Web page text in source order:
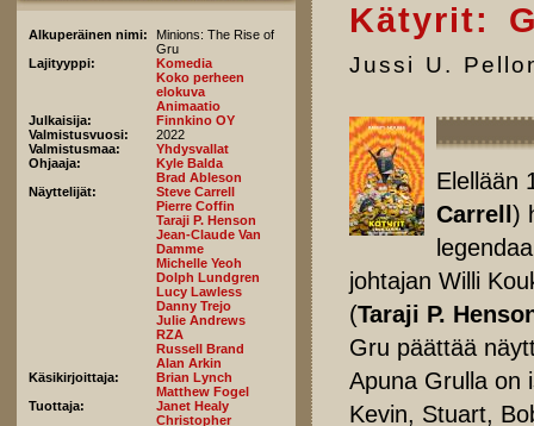
Alkuperäinen nimi:
Minions: The Rise of
Gru
Lajityyppi:
Komedia
Koko perheen
elokuva
Animaatio
Julkaisija:
Finnkino OY
Valmistusvuosi:
2022
Valmistusmaa:
Yhdysvallat
Ohjaaja:
Kyle Balda
Brad Ableson
Näyttelijät:
Steve Carrell
Pierre Coffin
Taraji P. Henson
Jean-Claude Van
Damme
Michelle Yeoh
Dolph Lundgren
Lucy Lawless
Danny Trejo
Julie Andrews
RZA
Russell Brand
Alan Arkin
Käsikirjoittaja:
Brian Lynch
Matthew Fogel
Tuottaja:
Janet Healy
Christopher
Kätyrit:
Jussi U.
Elellään
Carrell)
johtajan Willi
(Taraji P.
Gru päättää
Apuna Grulla on
Kevin, Stuart,